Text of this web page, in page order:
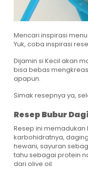
Mencari inspirasi menu
Yuk, coba inspirasi
Dijamin si Kecil akan
bisa bebas
apapun.
Simak resepnya ya,
Resep Bubur
Resep ini
karbohidratnya,
hewani, sayuran
tahu sebagai protein
dari olive oil.